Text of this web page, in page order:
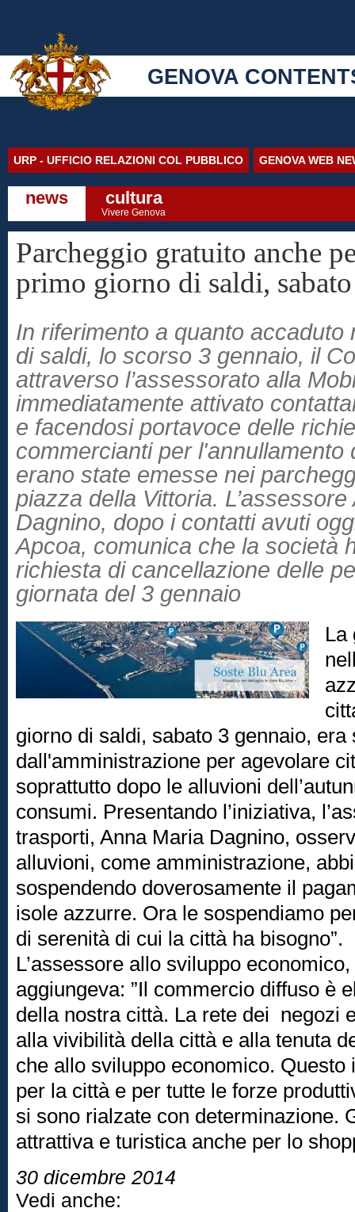
GENOVA
URP - UFFICIO RELAZIONI COL PUBBLICO GENOVA WEB
news cultura
Vivere Genova
Parcheggio gratuito anche
primo giorno di saldi,
In riferimento a quanto accaduto
di saldi, lo scorso 3 gennaio, il
attraverso l’assessorato alla
immediatamente attivato
e facendosi portavoce delle
commercianti per l'annullamento
erano state emesse nei
piazza della Vittoria.
Dagnino, dopo i contatti avuti
Apcoa, comunica che la società
richiesta di cancellazione delle
giornata del 3 gennaio
La
giorno di saldi, sabato 3 gennaio, era
dall'amministrazione per agevolare
soprattutto dopo le alluvioni
consumi. Presentando l’iniziativa,
trasporti, Anna Maria Dagnino,
alluvioni, come amministrazione,
sospendendo doverosamente il
isole azzurre. Ora le sospendiamo
di serenità di cui la città ha bisogno”.
L’assessore allo sviluppo
aggiungeva: ”Il commercio diffuso è
della nostra città. La rete dei negozi
alla vivibilità della città e alla tenuta
che allo sviluppo economico. Questo
per la città e per tutte le forze
si sono rialzate con determinazione.
attrattiva e turistica anche per lo
30 dicembre 2014
Vedi anche: